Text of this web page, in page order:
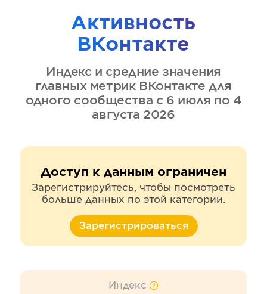
Активность
ВКонтакте
Индекс и средние значения
главных метрик ВКонтакте для
одного сообщества с 6 июля по 4
августа 2026
Доступ к данным ограничен
Зарегистрируйтесь, чтобы посмотреть
больше данных по этой категории.
Зарегистрироваться
Индекс